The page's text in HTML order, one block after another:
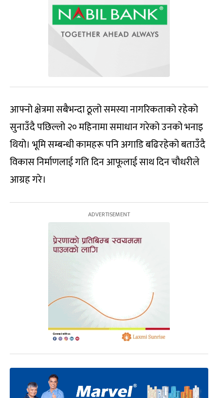
आफ्नो क्षेत्रमा सबैभन्दा ठूलो समस्या नागरिकताको रहेको
सुनाउँदै पछिल्लो २० महिनामा समाधान गरेको उनको भनाइ
थियो। भूमि सम्बन्धी कामहरू पनि अगाडि बढिरहेको बताउँदै
विकास निर्माणलाई गति दिन आफूलाई साथ दिन चौधरीले
आग्रह गरे।